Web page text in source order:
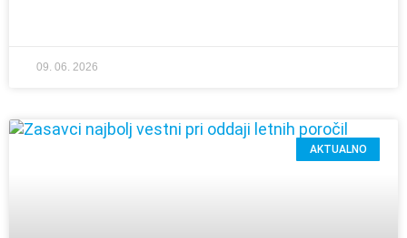
09. 06. 2026
AKTUALNO